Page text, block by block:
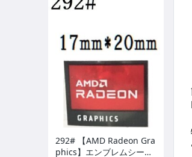
▎監視器 麥克風
▎傳輸線材
▎影像分配器
▎延長線
▎混頻器
292# 【AMD Radeon Gra
phics】エンブレムシール